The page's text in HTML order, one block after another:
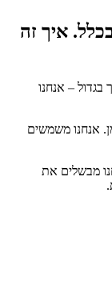
איך זה
– אנחנו
אנחנו משמשים
מבשלים את